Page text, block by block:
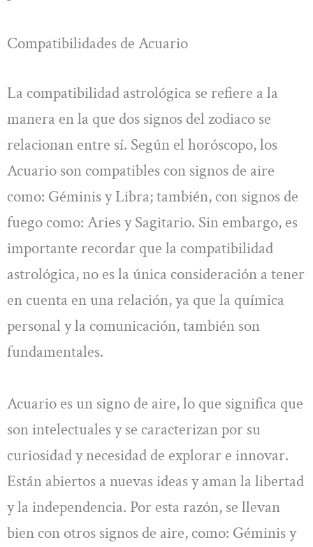
Compatibilidades de Acuario
La compatibilidad astrológica se refiere a la
manera en la que dos signos del zodiaco se
relacionan entre sí. Según el horóscopo, los
Acuario son compatibles con signos de aire
como: Géminis y Libra; también, con signos de
fuego como: Aries y Sagitario. Sin embargo, es
importante recordar que la compatibilidad
astrológica, no es la única consideración a tener
en cuenta en una relación, ya que la química
personal y la comunicación, también son
fundamentales.
Acuario es un signo de aire, lo que significa que
son intelectuales y se caracterizan por su
curiosidad y necesidad de explorar e innovar.
Están abiertos a nuevas ideas y aman la libertad
y la independencia. Por esta razón, se llevan
bien con otros signos de aire, como: Géminis y